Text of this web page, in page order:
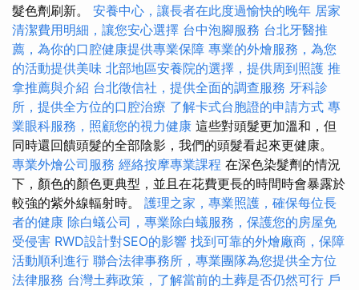
髮色劑刷新。 安養中心，讓長者在此度過愉快的晚年 居家
清潔費用明細，讓您安心選擇 台中泡腳服務 台北牙醫推
薦，為你的口腔健康提供專業保障 專業的外燴服務，為您
的活動提供美味 北部地區安養院的選擇，提供周到照護 推
拿推薦與介紹 台北徵信社，提供全面的調查服務 牙科診
所，提供全方位的口腔治療 了解卡式台胞證的申請方式 專
業眼科服務，照顧您的視力健康 這些對頭髮更加溫和，但
同時還回饋頭髮的全部陰影，我們的頭髮看起來更健康。
專業外燴公司服務 經絡按摩專業課程 在深色染髮劑的情況
下，顏色的顏色更典型，並且在花費更長的時間時會暴露於
較強的紫外線輻射時。 護理之家，專業照護，確保每位長
者的健康 除白蟻公司，專業除白蟻服務，保護您的房屋免
受侵害 RWD設計對SEO的影響 找到可靠的外燴廠商，保障
活動順利進行 聯合法律事務所，專業團隊為您提供全方位
法律服務 台灣土葬政策，了解當前的土葬是否仍然可行 戶